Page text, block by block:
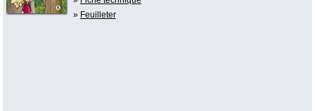
» Feuilleter